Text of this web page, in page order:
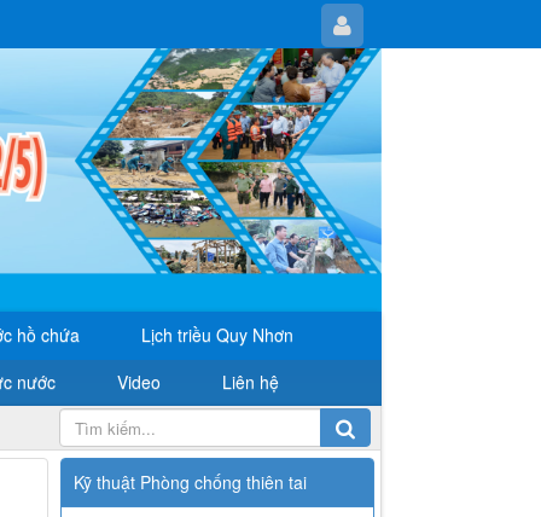
hồ chứa
Lịch triều Quy Nhơn
nước
Video Liên hệ
Kỹ thuật Phòng chống thiên tai